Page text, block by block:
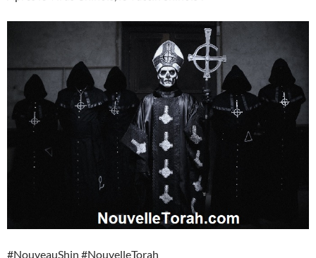
#NouveauShin #NouvelleTorah